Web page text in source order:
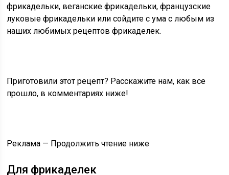
фрикадельки, веганские фрикадельки, французские
луковые фрикадельки или сойдите с ума с любым из
наших любимых рецептов фрикаделек.
Приготовили этот рецепт? Расскажите нам, как все
прошло, в комментариях ниже!
Реклама — Продолжить чтение ниже
Для фрикаделек